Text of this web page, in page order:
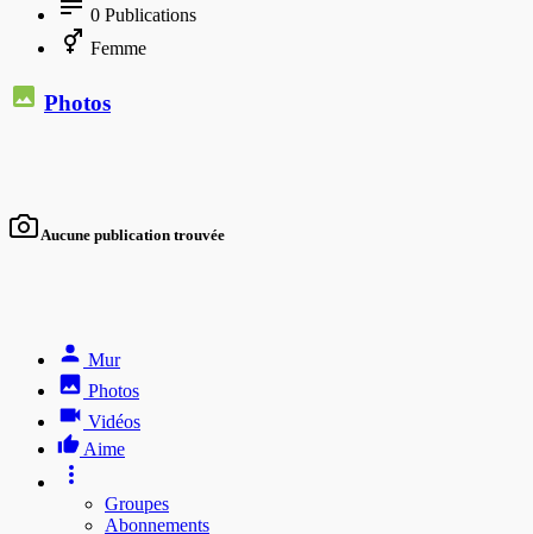
0 Publications
Femme
Photos
Aucune publication trouvée
Mur
Photos
Vidéos
Aime
Groupes
Abonnements